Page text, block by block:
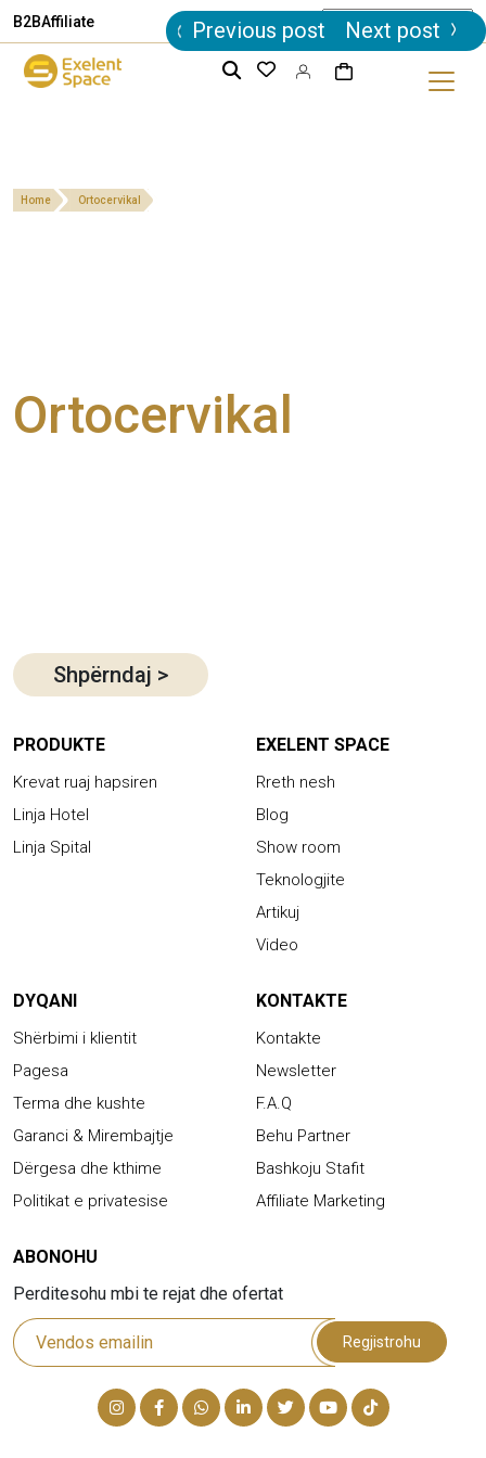
B2BAffiliate
Home Ortocervikal
Ortocervikal
Post
navigation
Previous post Next post
Shpërndaj >
PRODUKTE
Krevat ruaj hapsiren
Linja Hotel
Linja Spital
EXELENT SPACE
Rreth nesh
Blog
Show room
Teknologjite
Artikuj
Video
DYQANI
Shërbimi i klientit
Pagesa
Terma dhe kushte
Garanci & Mirembajtje
Dërgesa dhe kthime
Politikat e privatesise
KONTAKTE
Kontakte
Newsletter
F.A.Q
Behu Partner
Bashkoju Stafit
Affiliate Marketing
ABONOHU
Perditesohu mbi te rejat dhe ofertat
Regjistrohu